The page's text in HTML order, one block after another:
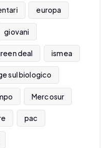
europa
giovani
deal ismea
sul biologico
Mercosur
pac